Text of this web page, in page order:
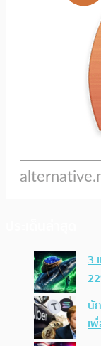
3
นั
เ